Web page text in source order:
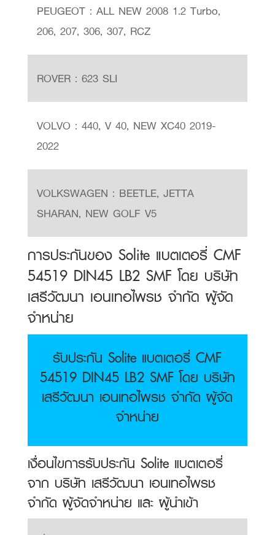
PEUGEOT : ALL NEW 2008 1.2 Turbo,
206, 207, 306, 307, RCZ
ROVER : 623 SLI
VOLVO : 440, V 40, NEW XC40 2019-
2022
VOLKSWAGEN : BEETLE, JETTA
SHARAN, NEW GOLF V5
การประกันของ Solite แบตเตอรี่ CMF
54519 DIN45 LB2 SMF โดย บริษัท
เสรีวัฒนา เอนเทอไพรช จำกัด ผู้จัด
จำหน่าย
รับประกัน Solite แบตเตอรี่ CMF
54519 DIN45 LB2 SMF โดย บริษัท
เสรีวัฒนา เอนเทอไพรช จำกัด ผู้จัด
จำหน่าย
เงื่อนไขการรับประกัน Solite แบตเตอรี่
จาก บริษัท เสรีวัฒนา เอนเทอไพรช
จำกัด ผู้จัดจำหน่าย และ ผู้นำเข้า